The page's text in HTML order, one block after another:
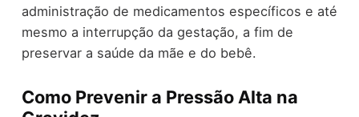
administração de medicamentos específicos e até
mesmo a interrupção da gestação, a fim de
preservar a saúde da mãe e do bebê.
Como Prevenir a Pressão Alta na